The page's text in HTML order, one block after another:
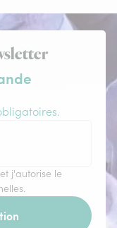
et j'autorise le